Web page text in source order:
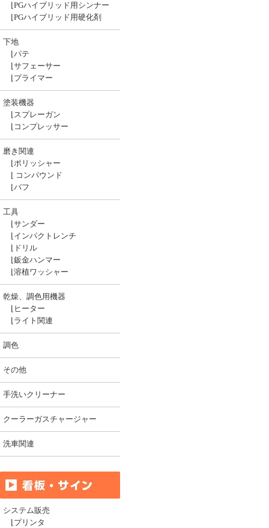
PGハイブリッド用シンナー
PGハイブリッド用硬化剤
下地
パテ
サフェーサー
プライマー
塗装機器
スプレーガン
コンプレッサー
磨き関連
ポリッシャー
コンパウンド
バフ
工具
サンダー
インパクトレンチ
ドリル
鈑金ハンマー
溶植ワッシャー
乾燥、調色用機器
ヒーター
ライト関連
調色
その他
手洗いクリーナー
クーラーガスチャージャー
洗車関連
システム販売
プリンタ